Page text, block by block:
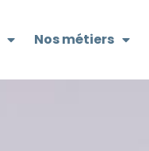
Nos métiers